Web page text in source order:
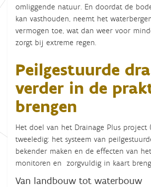
omliggende natuur. En doordat de
kan vasthouden, neemt het
vermogen toe, wat dan weer voor
zorgt bij extreme regen.
Peilgestuurde
verder in de
brengen
Het doel van het Drainage Plus project
tweeledig: het systeem van
bekender maken en de effecten van
monitoren en zorgvuldig in kaart
Van landbouw tot waterbouw